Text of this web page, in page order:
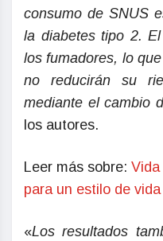
consumo de SNUS
la diabetes tipo 2.
los fumadores, lo
no reducirán su
mediante el cambio
los autores.
Leer más sobre: Vida
para un estilo de
«Los resultados